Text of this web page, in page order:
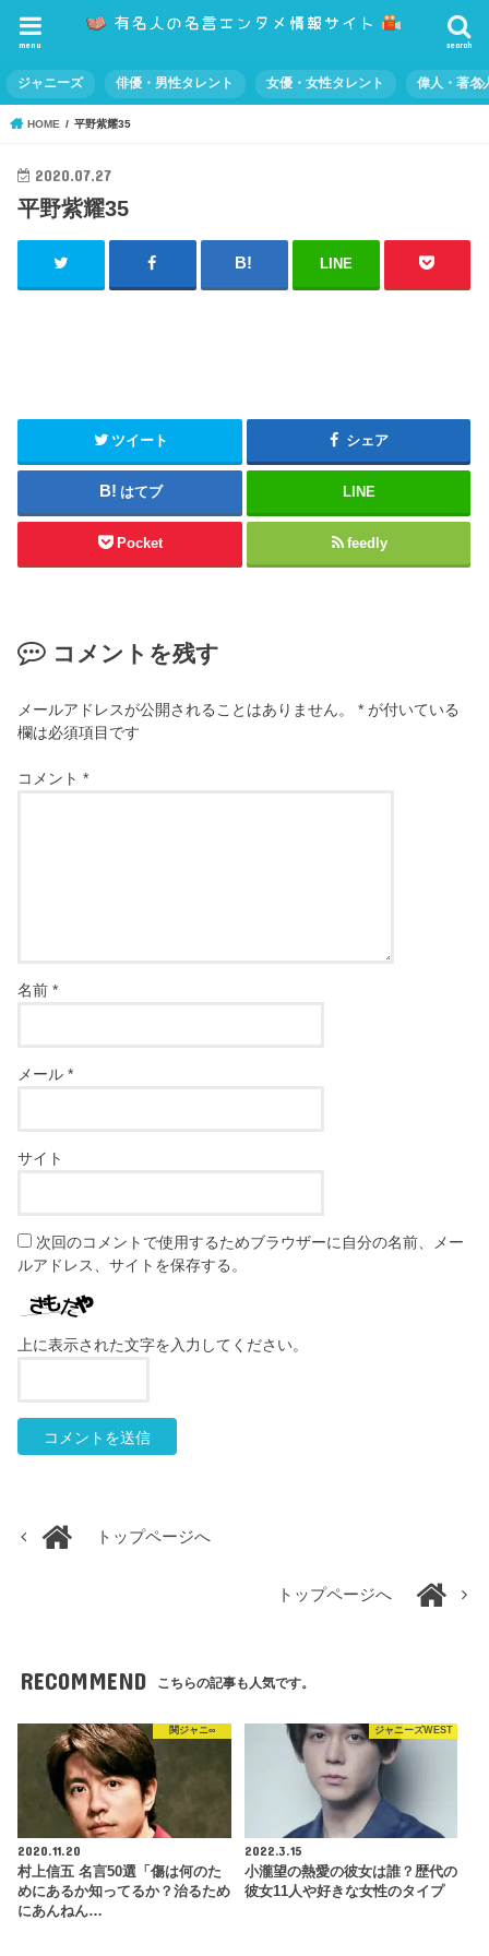
search
menu
ジャニーズ 俳優・男性タレント 女優・女性タレント 偉人・著名
HOME 平野紫耀35
2020.07.27
平野紫耀35
LINE
ツイート シェア
はてブ LINE
Pocket feedly
コメントを残す
メールアドレスが公開されることはありません。 * が付いている
欄は必須項目です
コメント*
名前*
メール*
サイト
次回のコメントで使用するためブラウザーに自分の名前、メー
ルアドレス、サイトを保存する。
上に表示された文字を入力してください。
トップページへ
トップページへ
RECOMMEND こちらの記事も人気です。
関ジャニ∞
2020.11.20
村上信五 名言50選「傷は何のた
めにあるか知ってるか？治るため
にあんねん…
ジャニーズWEST
2022.3.15
小瀧望の熱愛の彼女は誰？歴代の
彼女11人や好きな女性のタイプ